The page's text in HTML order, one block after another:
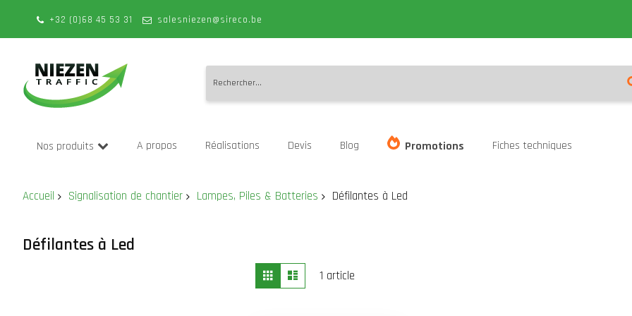
+32 (0)68 45 53 31 salesniezen@sireco.be
contenuNos produits A propos Réalisations Devis Blog Promotions Fiches techniques
Accueil Signalisation de chantier Lampes, Piles & Batteries Défilantes à Led
Défilantes à Led
Afficher
en
Grille Liste1 article